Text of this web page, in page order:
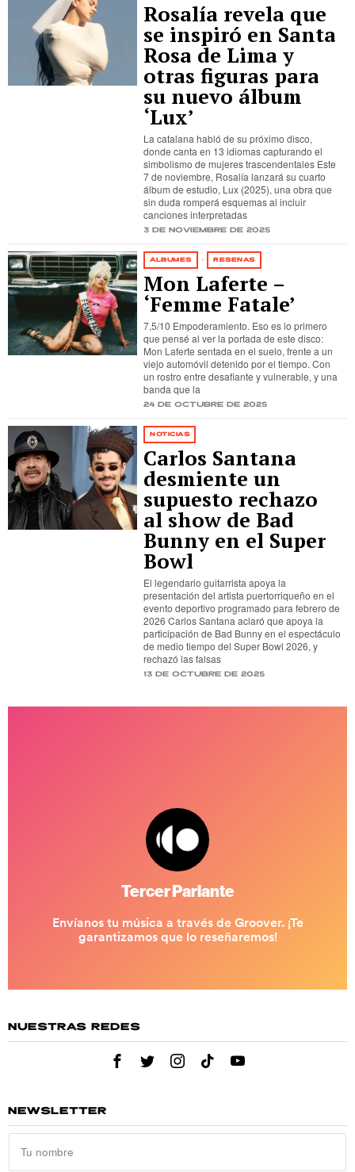
Rosalía revela que
se inspiró en Santa
Rosa de Lima y
otras figuras para
su nuevo álbum
‘Lux’
La catalana habló de su próximo disco,
donde canta en 13 idiomas capturando el
simbolismo de mujeres trascendentales Este
7 de noviembre, Rosalía lanzará su cuarto
álbum de estudio, Lux (2025), una obra que
sin duda romperá esquemas al incluir
canciones interpretadas
3 de noviembre de 2025
ÁLBUMES · RESEÑAS
Mon Laferte –
‘Femme Fatale’
7,5/10 Empoderamiento. Eso es lo primero
que pensé al ver la portada de este disco:
Mon Laferte sentada en el suelo, frente a un
viejo automóvil detenido por el tiempo. Con
un rostro entre desafiante y vulnerable, y una
banda que la
24 de octubre de 2025
NOTICIAS
Carlos Santana
desmiente un
supuesto rechazo
al show de Bad
Bunny en el Super
Bowl
El legendario guitarrista apoya la
presentación del artista puertorriqueño en el
evento deportivo programado para febrero de
2026 Carlos Santana aclaró que apoya la
participación de Bad Bunny en el espectáculo
de medio tiempo del Super Bowl 2026, y
rechazó las falsas
13 de octubre de 2025
NUESTRAS REDES
NEWSLETTER